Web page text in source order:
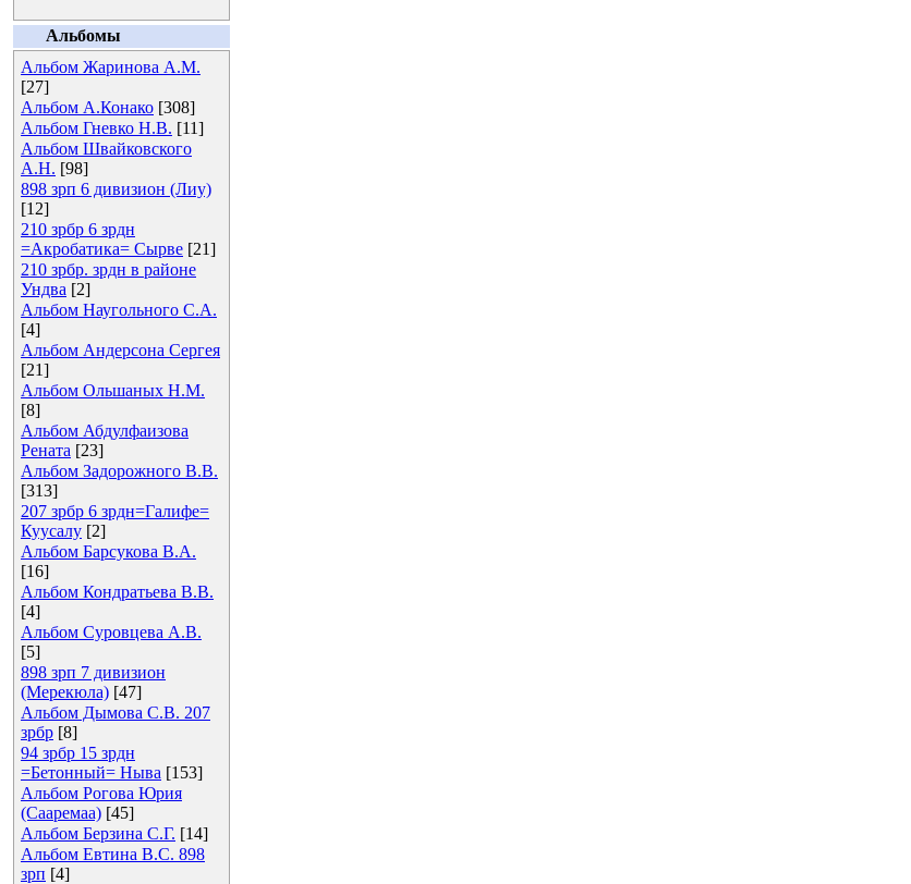
Альбомы
Альбом Жаринова А.М.
[27]
Альбом А.Конако [308]
Альбом Гневко Н.В. [11]
Альбом Швайковского
А.Н. [98]
898 зрп 6 дивизион (Лиу)
[12]
210 зрбр 6 зрдн
=Акробатика= Сырве [21]
210 зрбр. зрдн в районе
Ундва [2]
Альбом Наугольного С.А.
[4]
Альбом Андерсона Сергея
[21]
Альбом Ольшаных Н.М.
[8]
Альбом Абдулфаизова
Рената [23]
Альбом Задорожного В.В.
[313]
207 зрбр 6 зрдн=Галифе=
Куусалу [2]
Альбом Барсукова В.А.
[16]
Альбом Кондратьева В.В.
[4]
Альбом Суровцева А.В.
[5]
898 зрп 7 дивизион
(Мерекюла) [47]
Альбом Дымова С.В. 207
зрбр [8]
94 зрбр 15 зрдн
=Бетонный= Ныва [153]
Альбом Рогова Юрия
(Сааремаа) [45]
Альбом Берзина С.Г. [14]
Альбом Евтина В.С. 898
зрп [4]